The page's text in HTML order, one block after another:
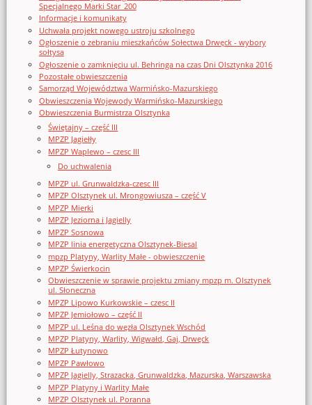
Specjalnego Marki Star_200
Informacje i komunikaty
Uchwała projekt nowego ustroju szkolnego
Ogłoszenie o zebraniu mieszkańców Sołectwa Drwęck - wybory
sołtysa
Ogłoszenie o zamknięciu ul. Behringa na czas Dni Olsztynka 2016
Pozostałe obwieszczenia
Samorząd Województwa Warmińsko-Mazurskiego
Obwieszczenia Wojewody Warmińsko-Mazurskiego
Obwieszczenia Burmistrza Olsztynka
Świętajny – część III
MPZP Jagiełły
MPZP Waplewo – czesc III
Do uchwalenia
MPZP ul. Grunwaldzka-czesc III
MPZP Olsztynek ul. Mrongowiusza – część V
MPZP Mierki
MPZP Jeziorna i Jagielly
MPZP Sosnowa
MPZP linia energetyczna Olsztynek-Biesal
mpzp Platyny, Warlity Małe - obwieszczenie
MPZP Świerkocin
Obwieszczenie w sprawie projektu zmiany mpzp m. Olsztynek
ul. Słoneczna
MPZP Lipowo Kurkowskie – czesc II
MPZP Jemiołowo – część II
MPZP ul. Leśna do węzła Olsztynek Wschód
MPZP Platyny, Warlity, Wigwałd, Gaj, Drwęck
MPZP Łutynowo
MPZP Pawłowo
MPZP Jagielly, Strazacka, Grunwaldzka, Mazurska, Warszawska
MPZP Platyny i Warlity Małe
MPZP Olsztynek ul. Poranna